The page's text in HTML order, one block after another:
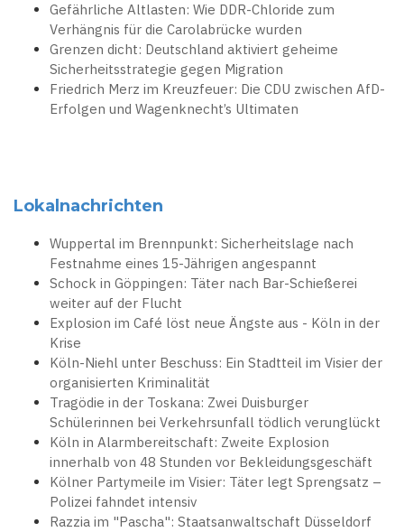
Gefährliche Altlasten: Wie DDR-Chloride zum
Verhängnis für die Carolabrücke wurden
Grenzen dicht: Deutschland aktiviert geheime
Sicherheitsstrategie gegen Migration
Friedrich Merz im Kreuzfeuer: Die CDU zwischen AfD-
Erfolgen und Wagenknecht’s Ultimaten
Lokalnachrichten
Wuppertal im Brennpunkt: Sicherheitslage nach
Festnahme eines 15-Jährigen angespannt
Schock in Göppingen: Täter nach Bar-Schießerei
weiter auf der Flucht
Explosion im Café löst neue Ängste aus - Köln in der
Krise
Köln-Niehl unter Beschuss: Ein Stadtteil im Visier der
organisierten Kriminalität
Tragödie in der Toskana: Zwei Duisburger
Schülerinnen bei Verkehrsunfall tödlich verunglückt
Köln in Alarmbereitschaft: Zweite Explosion
innerhalb von 48 Stunden vor Bekleidungsgeschäft
Kölner Partymeile im Visier: Täter legt Sprengsatz –
Polizei fahndet intensiv
Razzia im "Pascha": Staatsanwaltschaft Düsseldorf